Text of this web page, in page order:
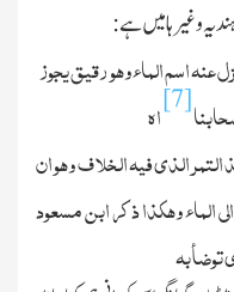
وغیرہا میں ہے :
عنہ اسم الماء وھو رقیق یجوز
[7]اھ
الذی فیہ الخلاف وھو ان
الماء وھکذا ذکر ابن مسعود
توضأ بہ